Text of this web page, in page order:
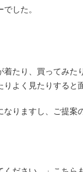
した。
着たり、買ってみた
よく見たりすると
なりますし、ご提案